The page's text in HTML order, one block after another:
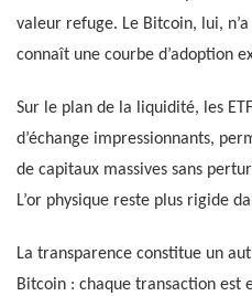
valeur refuge. Le Bitcoin, lui,
connaît une courbe d’adoption
Sur le plan de la liquidité, les
d’échange impressionnants,
de capitaux massives sans
L’or physique reste plus rigide
La transparence constitue un
Bitcoin : chaque transaction est